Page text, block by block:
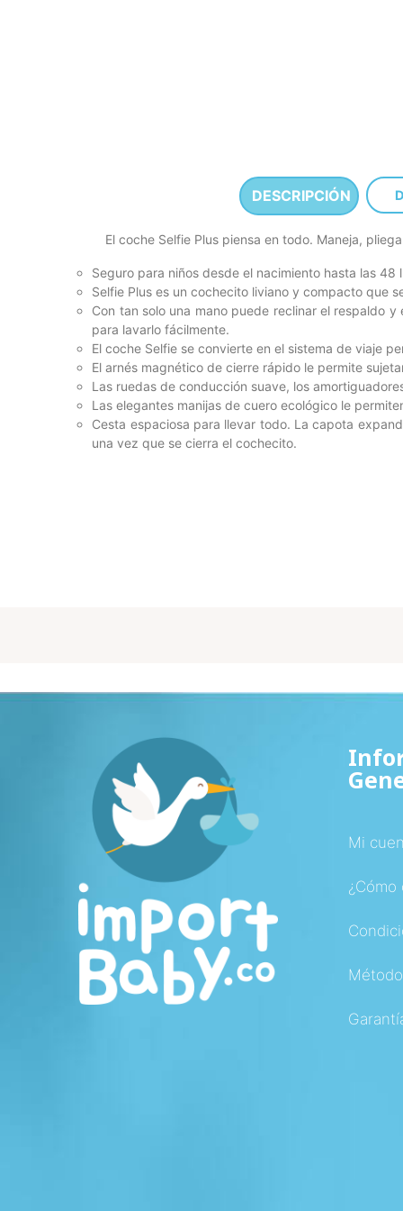
DESCRIPCIÓN
El coche Selfie Plus piensa en todo. Maneja,
Seguro para niños desde el nacimiento hasta las 48
Selfie Plus es un cochecito liviano y compacto que
Con tan solo una mano puede reclinar el respaldo
para lavarlo fácilmente.
El coche Selfie se convierte en el sistema de viaje
El arnés magnético de cierre rápido le permite
Las ruedas de conducción suave, los
Las elegantes manijas de cuero ecológico le
Cesta espaciosa para llevar todo. La capota
una vez que se cierra el cochecito.
Mi
¿Cómo